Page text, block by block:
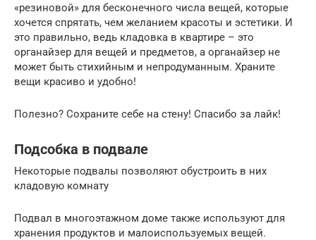
«резиновой» для бесконечного числа вещей, которые
хочется спрятать, чем желанием красоты и эстетики. И
это правильно, ведь кладовка в квартире – это
органайзер для вещей и предметов, а органайзер не
может быть стихийным и непродуманным. Храните
вещи красиво и удобно!
Полезно? Сохраните себе на стену! Спасибо за лайк!
Подсобка в подвале
Некоторые подвалы позволяют обустроить в них
кладовую комнату
Подвал в многоэтажном доме также используют для
хранения продуктов и малоиспользуемых вещей.